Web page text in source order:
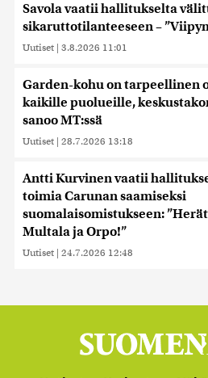
Savola vaatii hallitukselta
sikaruttotilanteeseen –
Uutiset | 3.8.2026 11:01
Garden-kohu on tarpeellinen
kaikille puolueille,
sanoo MT:ssä
Uutiset | 28.7.2026 13:18
Antti Kurvinen vaatii
toimia Carunan saamiseksi
suomalaisomistukseen:
Multala ja Orpo!”
Uutiset | 24.7.2026 12:48